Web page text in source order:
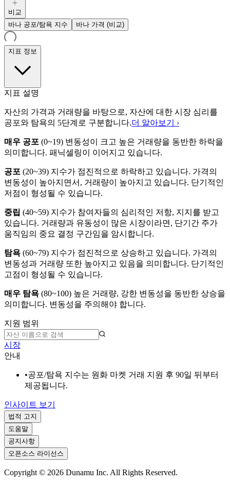
비교
바나 공포/탐욕 지수
바나 가격 (비교)
지표 정보
지표 설명
자산의 가격과 거래량을 바탕으로, 자산에 대한 시장 심리를
공포와 탐욕의 5단계로 구분합니다.더 알아보기 ›
매우 공포 (0~19) 변동성이 크고 높은 거래량을 동반한 하락을
의미합니다. 패닉셀링이 이어지고 있습니다.
공포 (20~39) 지수가 점진적으로 하락하고 있습니다. 가격의
변동성이 높아지면서, 거래량이 높아지고 있습니다. 단기적인
저점이 형성될 수 있습니다.
중립 (40~59) 지수가 참여자들의 심리적인 저항, 지지를 받고
있습니다. 거래량과 유동성이 많은 시장이라면, 단기간 주가
움직임의 중요 결정 구간임을 암시합니다.
탐욕 (60~79) 지수가 점진적으로 상승하고 있습니다. 가격의
변동성과 거래량 또한 높아지고 있음을 의미합니다. 단기적인
고점이 형성될 수 있습니다.
매우 탐욕 (80~100) 높은 거래량, 강한 변동성을 동반한 상승을
의미합니다. 변동성을 주의해야 합니다.
지원 범위
시장
안내
•공포/탐욕 지수는 원화 마켓 거래 지원 후 90일 뒤부터
제공됩니다.
인사이트 보기
법적 고지
도움말
공지사항
오픈소스 라이선스
Copyright © 2026 Dunamu Inc. All Rights Reserved.